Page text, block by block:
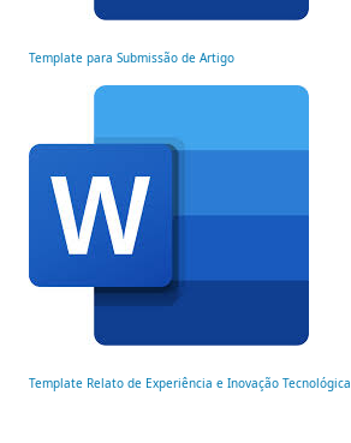
Template para Submissão de Artigo
Template Relato de Experiência e Inovação Tecnológica